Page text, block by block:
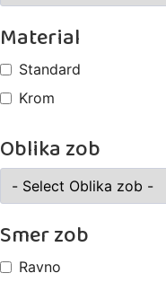
Material
Standard
Krom
Oblika zob
Smer zob
Ravno